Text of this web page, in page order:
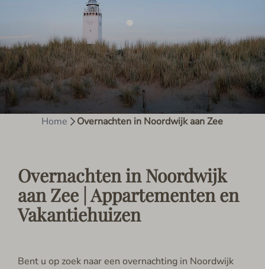
Home Overnachten in Noordwijk aan Zee
Overnachten in Noordwijk
aan Zee | Appartementen en
Vakantiehuizen
Bent u op zoek naar een overnachting in Noordwijk